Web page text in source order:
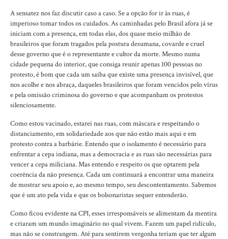
A sensatez nos faz discutir caso a caso. Se a opção for ir às ruas, é
imperioso tomar todos os cuidados. As caminhadas pelo Brasil afora já se
iniciam com a presença, em todas elas, dos quase meio milhão de
brasileiros que foram tragados pela postura desumana, covarde e cruel
desse governo que é o representante e cultor da morte. Mesmo numa
cidade pequena do interior, que consiga reunir apenas 100 pessoas no
protesto, é bom que cada um saiba que existe uma presença invisível, que
nos acolhe e nos abraça, daqueles brasileiros que foram vencidos pelo vírus
e pela omissão criminosa do governo e que acompanham os protestos
silenciosamente.
Como estou vacinado, estarei nas ruas, com máscara e respeitando o
distanciamento, em solidariedade aos que não estão mais aqui e em
protesto contra a barbárie. Entendo que o isolamento é necessário para
enfrentar a cepa indiana, mas a democracia e as ruas são necessárias para
vencer a cepa miliciana. Mas entendo e respeito os que optarem pela
coerência da não presença. Cada um continuará a encontrar uma maneira
de mostrar seu apoio e, ao mesmo tempo, seu descontentamento. Sabemos
que é um ato pela vida e que os bolsonaristas sequer entenderão.
Como ficou evidente na CPI, esses irresponsáveis se alimentam da mentira
e criaram um mundo imaginário no qual vivem. Fazem um papel ridículo,
mas não se constrangem. Até para sentirem vergonha teriam que ter algum